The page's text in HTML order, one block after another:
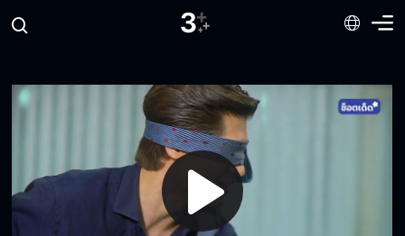
Play
แผนแกเฉียบจริง ๆ
ผมไม่เคยมีแม่
อยากชนะใจไม่ได้อยากชนะปาหิน